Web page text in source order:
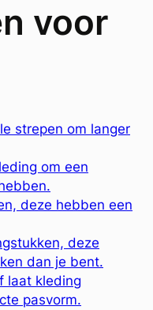
voor
strepen om langer
om een
deze hebben een
deze
dan je bent.
laat kleding
pasvorm.